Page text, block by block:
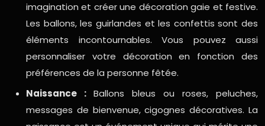
imagination et créer une décoration gaie et festive.
Les ballons, les guirlandes et les confettis sont des
éléments incontournables. Vous pouvez aussi
personnaliser votre décoration en fonction des
préférences de la personne fêtée.
Naissance : Ballons bleus ou roses, peluches,
messages de bienvenue, cigognes décoratives. La